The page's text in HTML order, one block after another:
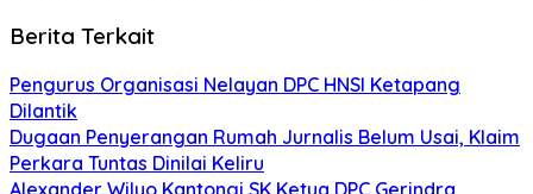
Berita Terkait
Pengurus Organisasi Nelayan DPC HNSI Ketapang
Dilantik
Dugaan Penyerangan Rumah Jurnalis Belum Usai, Klaim
Perkara Tuntas Dinilai Keliru